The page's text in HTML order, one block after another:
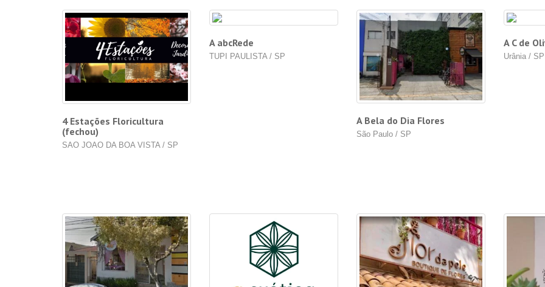
4 Estações Floricultura
(fechou)
SAO JOAO DA BOA VISTA / SP
A abcRede
TUPI PAULISTA / SP
A Bela do Dia Flores
São Paulo / SP
A C de
Urânia / SP